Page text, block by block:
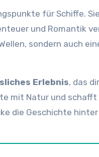
für Schiffe.
und Romantik
sondern auch
Erlebnis, das
mit Natur und schafft
die Geschichte